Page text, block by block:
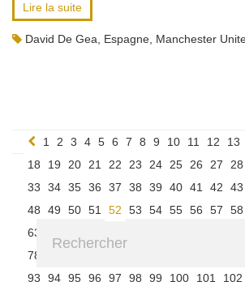
Lire la suite
David De Gea Espagne Manchester
1 2 3 4 5 6 7 8 9 10 11 12 13
18
19 20 21 22 23 24 25 26 27 28
33
34 35 36 37 38 39 40 41 42 43
48
49 50 51 52 53 54 55 56 57 58
63
78
93
94 95 96 97 98 99 100 101 102